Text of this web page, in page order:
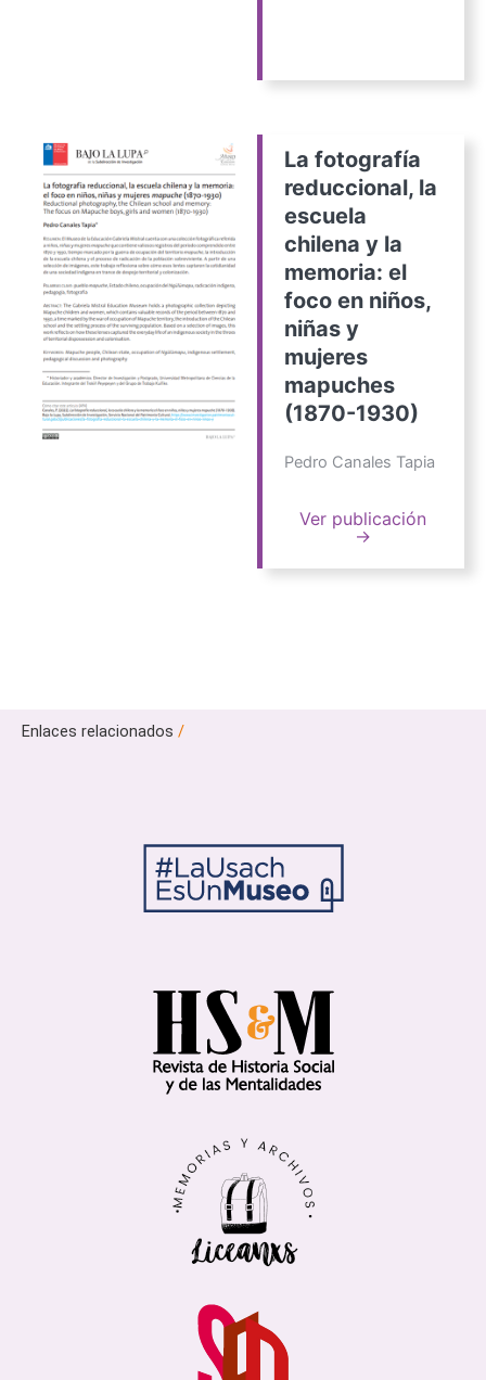
La fotografía
reduccional, la
escuela
chilena y la
memoria: el
foco en niños,
niñas y
mujeres
mapuches
(1870-1930)
Pedro Canales Tapia
Ver publicación
→
Enlaces relacionados /